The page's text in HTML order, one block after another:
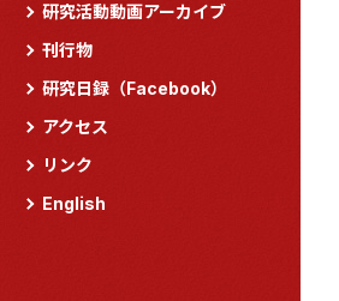
研究活動動画アーカイブ
刊行物
研究日録（Facebook）
アクセス
リンク
English